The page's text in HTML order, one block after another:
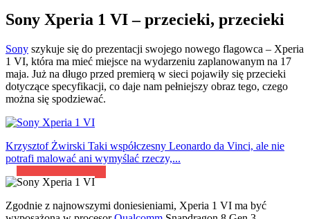
Sony Xperia 1 VI – przecieki, przecieki
Sony szykuje się do prezentacji swojego nowego flagowca – Xperia
1 VI, która ma mieć miejsce na wydarzeniu zaplanowanym na 17
maja. Już na długo przed premierą w sieci pojawiły się przecieki
dotyczące specyfikacji, co daje nam pełniejszy obraz tego, czego
można się spodziewać.
Krzysztof Żwirski Taki współczesny Leonardo da Vinci, ale nie
potrafi malować ani wymyślać rzeczy,...
Zgodnie z najnowszymi doniesieniami, Xperia 1 VI ma być